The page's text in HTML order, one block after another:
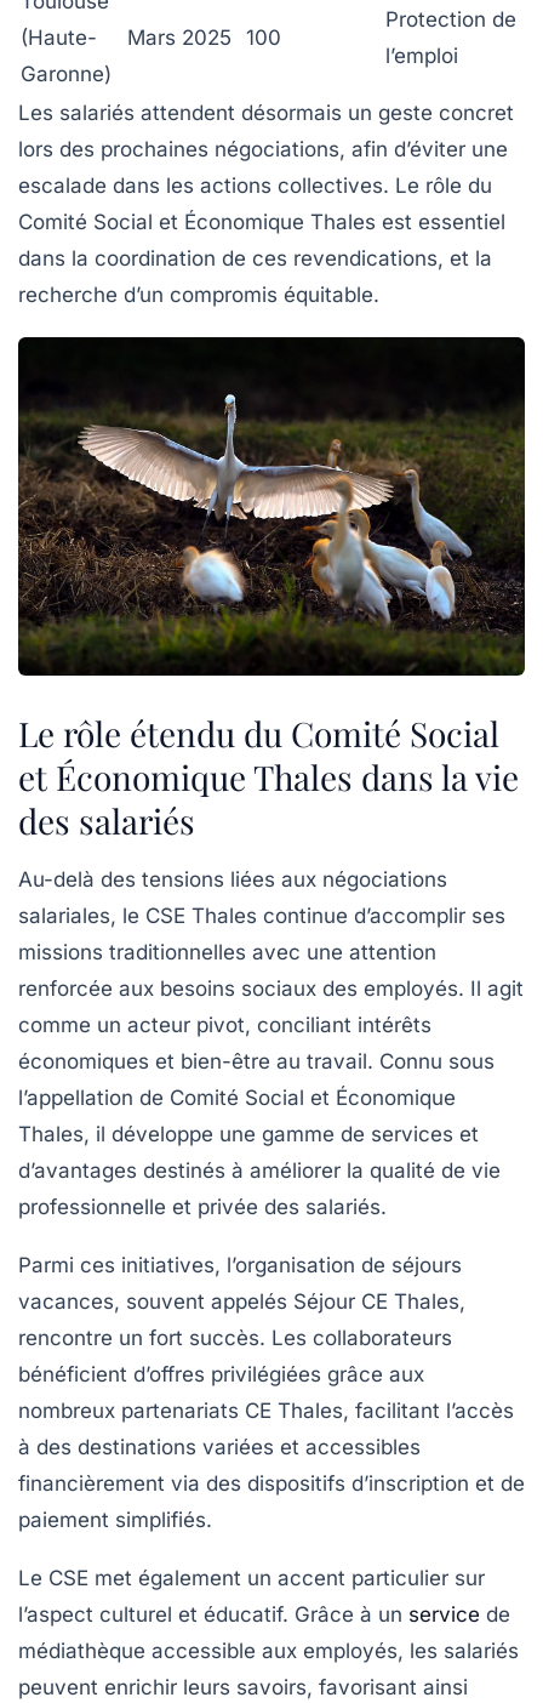
(Haute-
Garonne)
Mars 2025 100
Protection de
l’emploi
Les salariés attendent désormais un geste concret
lors des prochaines négociations, afin d’éviter une
escalade dans les actions collectives. Le rôle du
Comité Social et Économique Thales est essentiel
dans la coordination de ces revendications, et la
recherche d’un compromis équitable.
Le rôle étendu du Comité Social
et Économique Thales dans la vie
des salariés
Au-delà des tensions liées aux négociations
salariales, le CSE Thales continue d’accomplir ses
missions traditionnelles avec une attention
renforcée aux besoins sociaux des employés. Il agit
comme un acteur pivot, conciliant intérêts
économiques et bien-être au travail. Connu sous
l’appellation de Comité Social et Économique
Thales, il développe une gamme de services et
d’avantages destinés à améliorer la qualité de vie
professionnelle et privée des salariés.
Parmi ces initiatives, l’organisation de séjours
vacances, souvent appelés Séjour CE Thales,
rencontre un fort succès. Les collaborateurs
bénéficient d’offres privilégiées grâce aux
nombreux partenariats CE Thales, facilitant l’accès
à des destinations variées et accessibles
financièrement via des dispositifs d’inscription et de
paiement simplifiés.
Le CSE met également un accent particulier sur
l’aspect culturel et éducatif. Grâce à un service de
médiathèque accessible aux employés, les salariés
peuvent enrichir leurs savoirs, favorisant ainsi